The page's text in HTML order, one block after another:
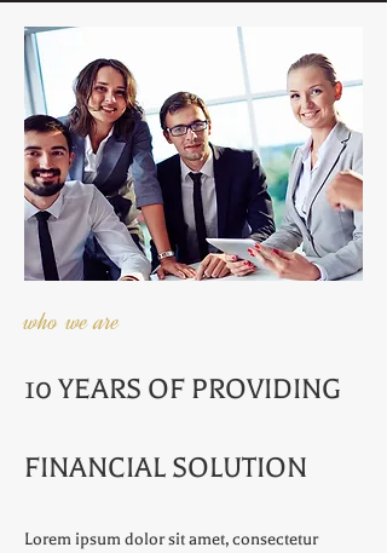
who we are
10 YEARS OF PROVIDING
FINANCIAL SOLUTION
Lorem ipsum dolor sit amet, consectetur